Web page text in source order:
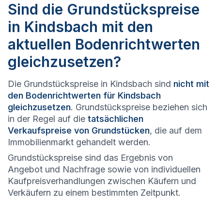
Sind die Grundstückspreise
in Kindsbach mit den
aktuellen Bodenrichtwerten
gleichzusetzen?
Die Grundstückspreise in Kindsbach sind nicht mit
den Bodenrichtwerten für Kindsbach
gleichzusetzen. Grundstückspreise beziehen sich
in der Regel auf die tatsächlichen
Verkaufspreise von Grundstücken, die auf dem
Immobilienmarkt gehandelt werden.
Grundstückspreise sind das Ergebnis von
Angebot und Nachfrage sowie von individuellen
Kaufpreisverhandlungen zwischen Käufern und
Verkäufern zu einem bestimmten Zeitpunkt.